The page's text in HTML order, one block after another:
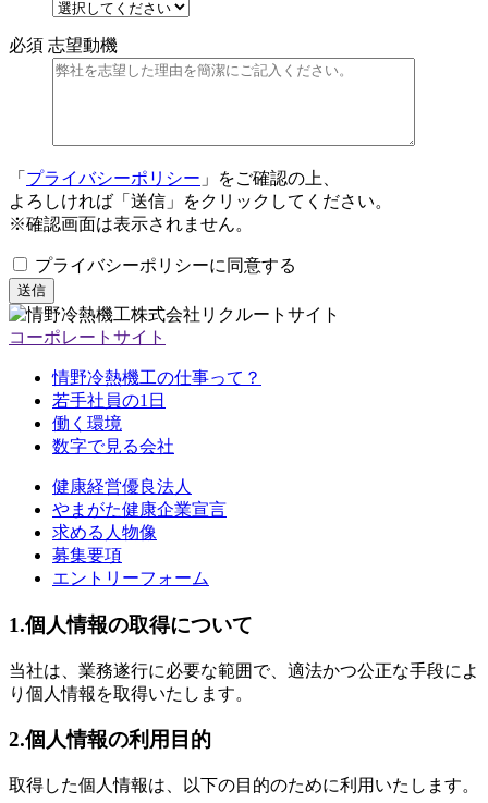
必須 志望動機
「 プライバシーポリシー 」をご確認の上、
よろしければ「送信」をクリックしてください。
※確認画面は表示されません。
プライバシーポリシーに同意する
送信
コーポレートサイト
情野冷熱機工の仕事って？
若手社員の1日
働く環境
数字で見る会社
健康経営優良法人
やまがた健康企業宣言
求める人物像
募集要項
エントリーフォーム
1.個人情報の取得について
当社は、業務遂行に必要な範囲で、適法かつ公正な手段によ
り個人情報を取得いたします。
2.個人情報の利用目的
取得した個人情報は、以下の目的のために利用いたします。